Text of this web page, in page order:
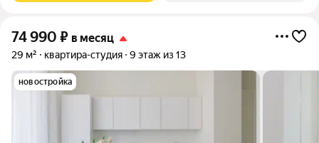
74 990 ₽ в месяц
29 м² квартира-студия 9 этаж из 13
новостройка